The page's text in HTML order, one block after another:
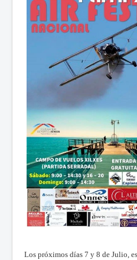
Los próximos días 7 y 8 de Julio,